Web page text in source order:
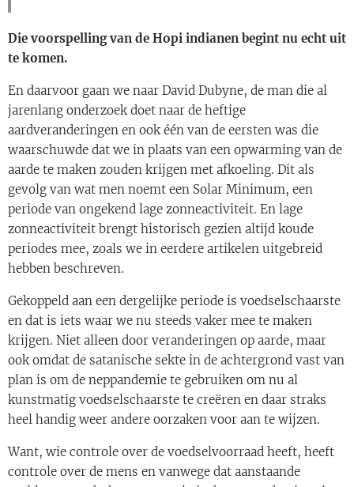
Die voorspelling van de Hopi indianen begint nu echt uit
te komen.
En daarvoor gaan we naar David Dubyne, de man die al
jarenlang onderzoek doet naar de heftige
aardveranderingen en ook één van de eersten was die
waarschuwde dat we in plaats van een opwarming van de
aarde te maken zouden krijgen met afkoeling. Dit als
gevolg van wat men noemt een Solar Minimum, een
periode van ongekend lage zonneactiviteit. En lage
zonneactiviteit brengt historisch gezien altijd koude
periodes mee, zoals we in eerdere artikelen uitgebreid
hebben beschreven.
Gekoppeld aan een dergelijke periode is voedselschaarste
en dat is iets waar we nu steeds vaker mee te maken
krijgen. Niet alleen door veranderingen op aarde, maar
ook omdat de satanische sekte in de achtergrond vast van
plan is om de neppandemie te gebruiken om nu al
kunstmatig voedselschaarste te creëren en daar straks
heel handig weer andere oorzaken voor aan te wijzen.
Want, wie controle over de voedselvoorraad heeft, heeft
controle over de mens en vanwege dat aanstaande